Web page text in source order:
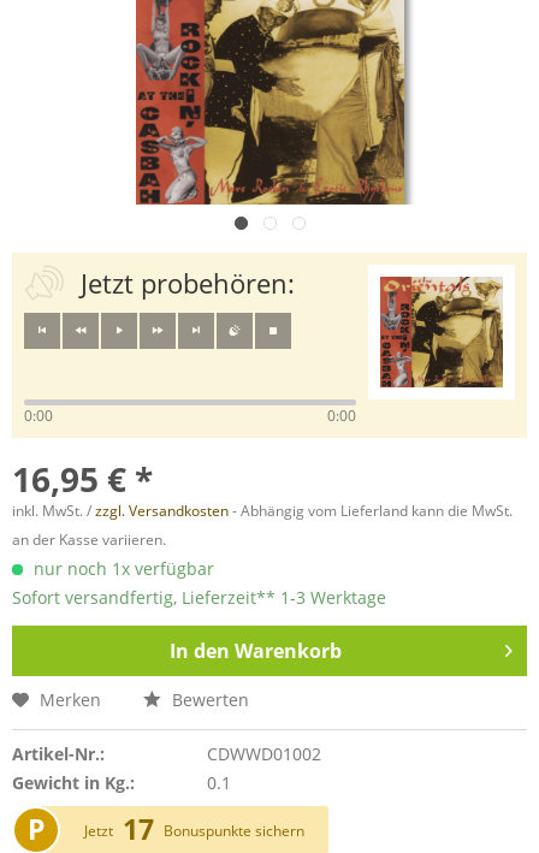
Jetzt probehören:
0:00 0:00
16,95 € *
inkl. MwSt. /zzgl. Versandkosten- Abhängig vom Lieferland kann die MwSt.
an der Kasse variieren.
nur noch 1x verfügbar
Sofort versandfertig, Lieferzeit** 1-3 Werktage
In den Warenkorb
Merken Bewerten
Artikel-Nr.:
CDWWD01002
Gewicht in Kg.:
0.1
P Jetzt 17 Bonuspunkte sichern